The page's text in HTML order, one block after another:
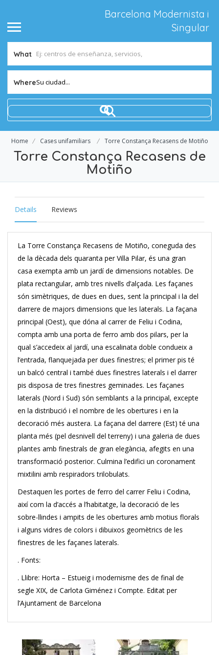
Barcelona Modernista i
Singular
What
WhereSu ciudad...
Home Cases unifamiliars Torre Constança Recasens de Motiño
Torre Constança Recasens de
Motiño
Details Reviews
La Torre Constança Recasens de Motiño, coneguda des
de la dècada dels quaranta per Villa Pilar, és una gran
casa exempta amb un jardí de dimensions notables. De
plata rectangular, amb tres nivells d’alçada. Les façanes
són simètriques, de dues en dues, sent la principal i la del
darrere de majors dimensions que les laterals. La façana
principal (Oest), que dóna al carrer de Feliu i Codina,
compta amb una porta de ferro amb dos pilars, per la
qual s’accedeix al jardí, una escalinata doble condueix a
l’entrada, flanquejada per dues finestres; el primer pis té
un balcó central i també dues finestres laterals i el darrer
pis disposa de tres finestres geminades. Les façanes
laterals (Nord i Sud) són semblants a la principal, excepte
en la distribució i el nombre de les obertures i en la
decoració més austera. La façana del darrere (Est) té una
planta més (pel desnivell del terreny) i una galeria de dues
plantes amb finestrals de gran elegància, afegits en una
transformació posterior. Culmina l’edifici un coronament
mixtilini amb respiradors trilobulats.
Destaquen les portes de ferro del carrer Feliu i Codina,
així com la d’accés a l’habitatge, la decoració de les
sobre-llindes i ampits de les obertures amb motius florals
i alguns vidres de colors i dibuixos geomètrics de les
finestres de les façanes laterals.
. Fonts:
. Llibre: Horta – Estueig i modernisme des de final de
segle XIX, de Carlota Giménez i Compte. Editat per
l’Ajuntament de Barcelona